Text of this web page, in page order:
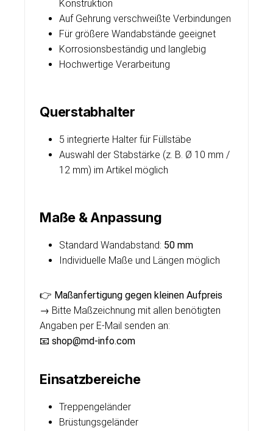
Konstruktion
Auf Gehrung verschweißte Verbindungen
Für größere Wandabstände geeignet
Korrosionsbeständig und langlebig
Hochwertige Verarbeitung
Querstabhalter
5 integrierte Halter für Füllstäbe
Auswahl der Stabstärke (z. B. Ø 10 mm /
12 mm) im Artikel möglich
Maße & Anpassung
Standard Wandabstand: 50 mm
Individuelle Maße und Längen möglich
👉 Maßanfertigung gegen kleinen Aufpreis
→ Bitte Maßzeichnung mit allen benötigten
Angaben per E-Mail senden an:
📧 shop@md-info.com
Einsatzbereiche
Treppengeländer
Brüstungsgeländer